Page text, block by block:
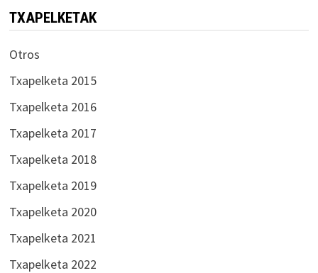
TXAPELKETAK
Otros
Txapelketa 2015
Txapelketa 2016
Txapelketa 2017
Txapelketa 2018
Txapelketa 2019
Txapelketa 2020
Txapelketa 2021
Txapelketa 2022